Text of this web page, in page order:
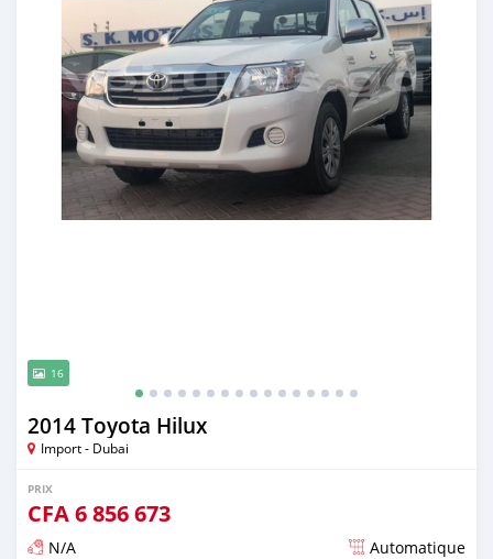
16
2014 Toyota Hilux
Import - Dubai
PRIX
CFA6 856 673
N/A Automatique